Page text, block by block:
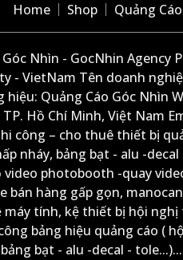
Home Shop Quảng Cáo
Nhìn - GocNhin Agency
- VietNam Tên doanh
Quảng Cáo Góc Nhìn
Hồ Chí Minh, Việt Nam
công – cho thuê thiết bị
nháy, bảng bạt - alu -
photobooth -quay
bán hàng gấp gọn,
tính, kệ thiết bị hội nghị
bảng hiệu quảng cáo (
bạt - alu -decal -